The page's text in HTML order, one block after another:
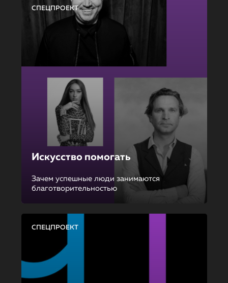
СПЕЦПРОЕКТ
Искусство помогать
Зачем успешные люди занимаются
благотворительностью
СПЕЦПРОЕКТ